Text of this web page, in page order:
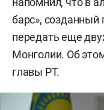
барс»,
передать еще
Монголии. Об
главы РТ.